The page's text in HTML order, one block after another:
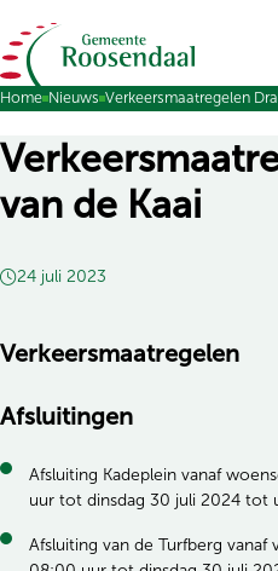
Ga naar de inhoud
Home Nieuws Verkeersmaatregelen
van de Kaai
24 juli 2023
Verkeersmaatregelen
Afsluitingen
Afsluiting Kadeplein vanaf
uur tot dinsdag 30 juli 2024 tot
Afsluiting van de Turfberg vanaf